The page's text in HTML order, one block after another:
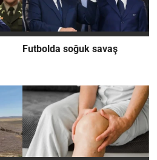
Futbolda soğuk savaş